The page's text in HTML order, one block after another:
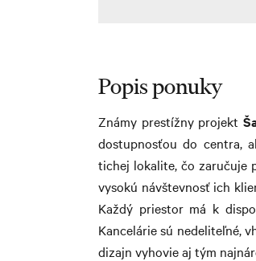
Popis ponuky
Známy prestížny projekt
dostupnosťou do centra,
tichej lokalite, čo zaručuje
vysokú návštevnosť ich
Každý priestor má k
Kancelárie sú nedeliteľné,
dizajn vyhovie aj tým